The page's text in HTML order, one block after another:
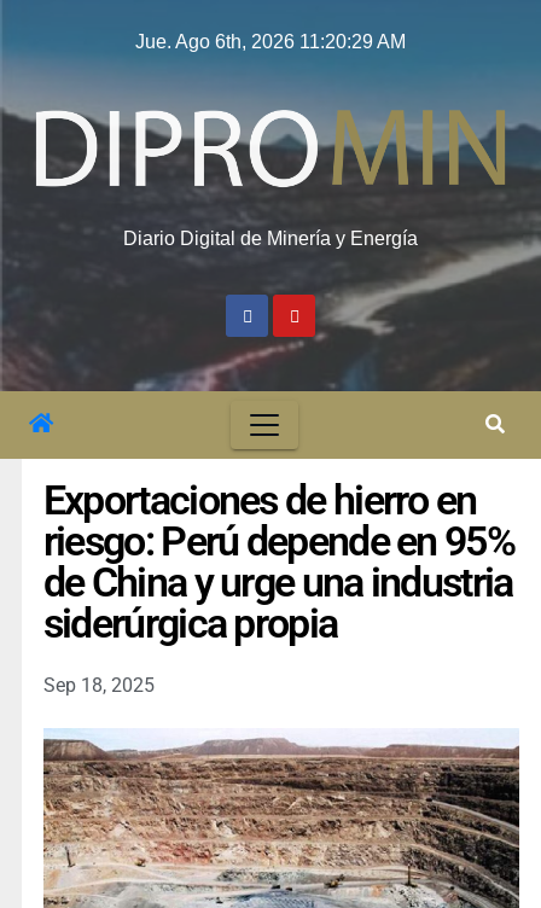
Jue. Ago 6th, 2026 11:20:30 AM
Diario Digital de Minería y Energía
Exportaciones de hierro en
riesgo: Perú depende en 95%
de China y urge una industria
siderúrgica propia
Sep 18, 2025